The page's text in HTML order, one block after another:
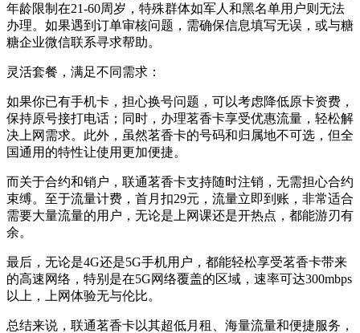
年龄限制在21-60周岁，特殊群体如军人和黑名单用户则无法
办理。如果遇到订单审核问题，需确保信息填写无误，或与糖
糖企业微信联系寻求帮助。
灵活套餐，满足不同需求：
如果你已有手机卡，担心换号问题，可以考虑降低原卡资费，
保持原号接打电话；同时，办理茗香卡享受优惠流量，轻松解
决上网需求。此外，虽然茗香卡的号码和归属地不可选，但全
国通用的特性让使用更加便捷。
而关于合约和销户，联通茗香卡支持随时注销，无需担心合约
束缚。至于流量计费，首月扣29元，流量立即到账，非常适合
需要大量流量的用户，无论是上网课还是开热点，都能游刃有
余。
最后，无论是4G还是5G手机用户，都能轻松享受茗香卡带来
的高速网络，特别是在5G网络覆盖的区域，速率可达300mbps
以上，上网体验无与伦比。
总结来说，联通茗香卡以其超低月租、海量流量和便捷服务，